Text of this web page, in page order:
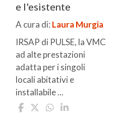
e l'esistente
A cura di: Laura Murgia
IRSAP di PULSE, la VMC
ad alte prestazioni
adatta per i singoli
locali abitativi e
installabile ...